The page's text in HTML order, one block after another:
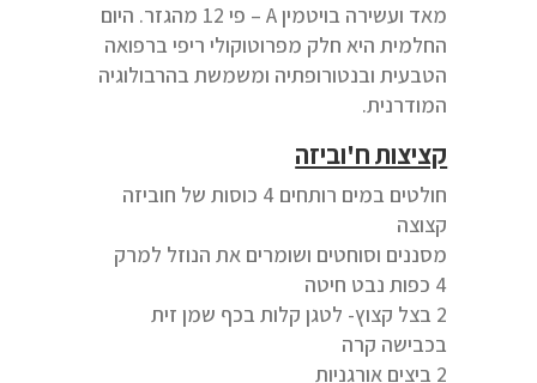
מאד ועשירה בויטמין A – פי 12 מהגזר. היום
החלמית היא חלק מפרוטוקולי ריפי ברפואה
הטבעית ובנטורופתיה ומשמשת בהרבולוגיה
המודרנית.
קציצות ח'וביזה
חולטים במים רותחים 4 כוסות של חוביזה
קצוצה
מסננים וסוחטים ושומרים את הנוזל למרק
4 כפות נבט חיטה
2 בצל קצוץ- לטגן קלות בכף שמן זית
בכבישה קרה
2 ביצים אורגניות